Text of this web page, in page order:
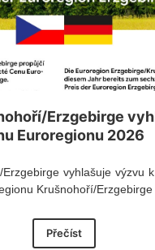
Erzgebirge
Euroregionu 2026
vyhlašuje výzvu
Krušnohoří/Erzgebirge
Přečíst